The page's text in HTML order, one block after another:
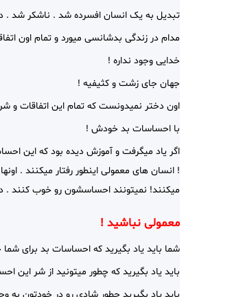
تبدیل به یک انسان افسرده شد . ناشکر شد .
مدام در زندگی بدشانسی میورد و تمام اون
خدایی وجود نداره !
جهان جای زشت و کثیفیه !
اون دختر نمیدونست که تمام این اتفاقات و
با احساسات بد خودش !
اگر یاد میگرفت و آموزش دیده بود که این
! انسان های معمولی اینطور رفتار میکنند .
میکنند! نمیتونند احساسشون رو خوب کنند .
معمولی نباشید !
شما باید یاد بگیرید که احساسات بد برای
باید یاد بگیرید که چطور میتونید از شر